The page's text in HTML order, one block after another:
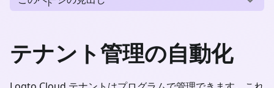
テナント管理の自動化